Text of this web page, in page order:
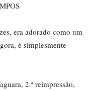
era adorado como um
é simplesmente
2.ª reimpressão,